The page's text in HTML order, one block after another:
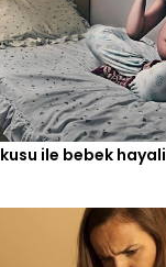
ile bebek